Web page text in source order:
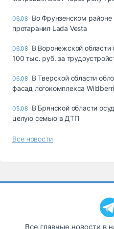
06.08 Во Фрунзенском
протаранил Lada Vesta
06.08 В Воронежской
100 тыс. руб. за
06.08 В Тверской области
фасад логокомплекса
05.08 В Брянской области
целую семью в ДТП
Все новости
Все главные новости в